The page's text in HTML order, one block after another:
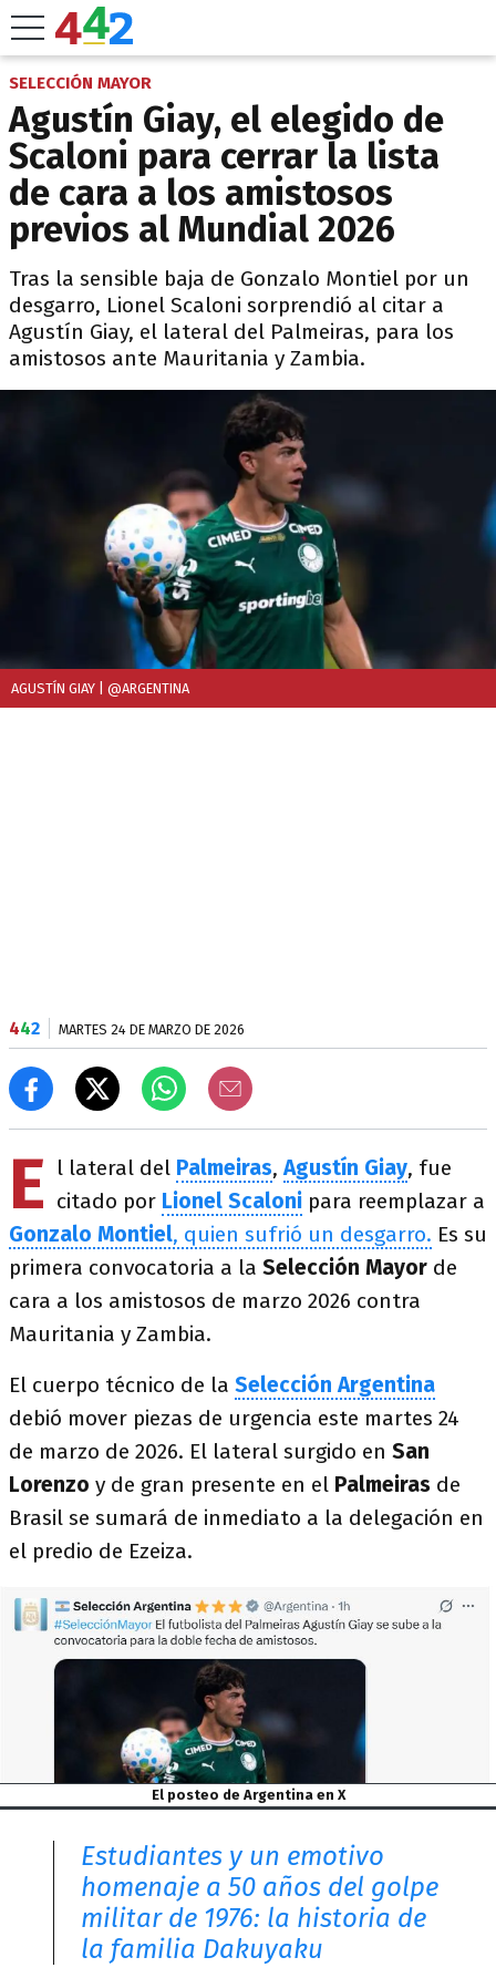
SELECCIÓN MAYOR
Agustín Giay, el elegido de
Scaloni para cerrar la lista
de cara a los amistosos
previos al Mundial 2026
Tras la sensible baja de Gonzalo Montiel por un
desgarro, Lionel Scaloni sorprendió al citar a
Agustín Giay, el lateral del Palmeiras, para los
amistosos ante Mauritania y Zambia.
AGUSTÍN GIAY | @ARGENTINA
442 MARTES 24 DE MARZO DE 2026
E l lateral del Palmeiras,Agustín Giay, fue
citado por Lionel Scaloni para reemplazar a
Gonzalo Montiel, quien sufrió un desgarro. Es su
primera convocatoria a la Selección Mayor de
cara a los amistosos de marzo 2026 contra
Mauritania y Zambia.
El cuerpo técnico de la Selección Argentina
debió mover piezas de urgencia este martes 24
de marzo de 2026. El lateral surgido en San
Lorenzo y de gran presente en el Palmeiras de
Brasil se sumará de inmediato a la delegación en
el predio de Ezeiza.
El posteo de Argentina en X
Estudiantes y un emotivo
homenaje a 50 años del golpe
militar de 1976: la historia de
la familia Dakuyaku